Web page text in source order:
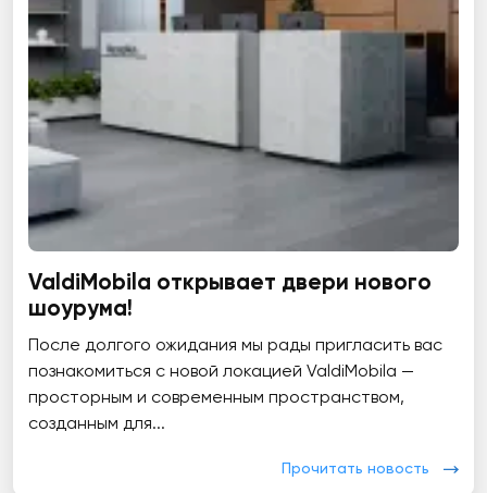
ValdiMobila открывает двери нового
шоурума!
После долгого ожидания мы рады пригласить вас
познакомиться с новой локацией ValdiMobila —
просторным и современным пространством,
созданным для...
Прочитать новость